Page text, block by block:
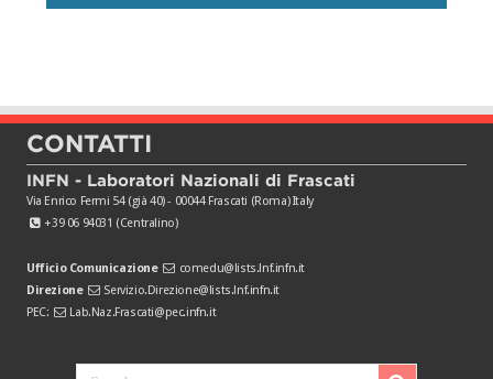
Eventi
CONTATTI
INFN - Laboratori Nazionali di Frascati
Via Enrico Fermi 54 (già 40) - 00044 Frascati (Roma) Italy
+39 06 94031 (Centralino)
Ufficio Comunicazione
comedu@lists.lnf.infn.it
Direzione
Servizio.Direzione@lists.lnf.infn.it
PEC:
Lab.Naz.Frascati@pec.infn.it